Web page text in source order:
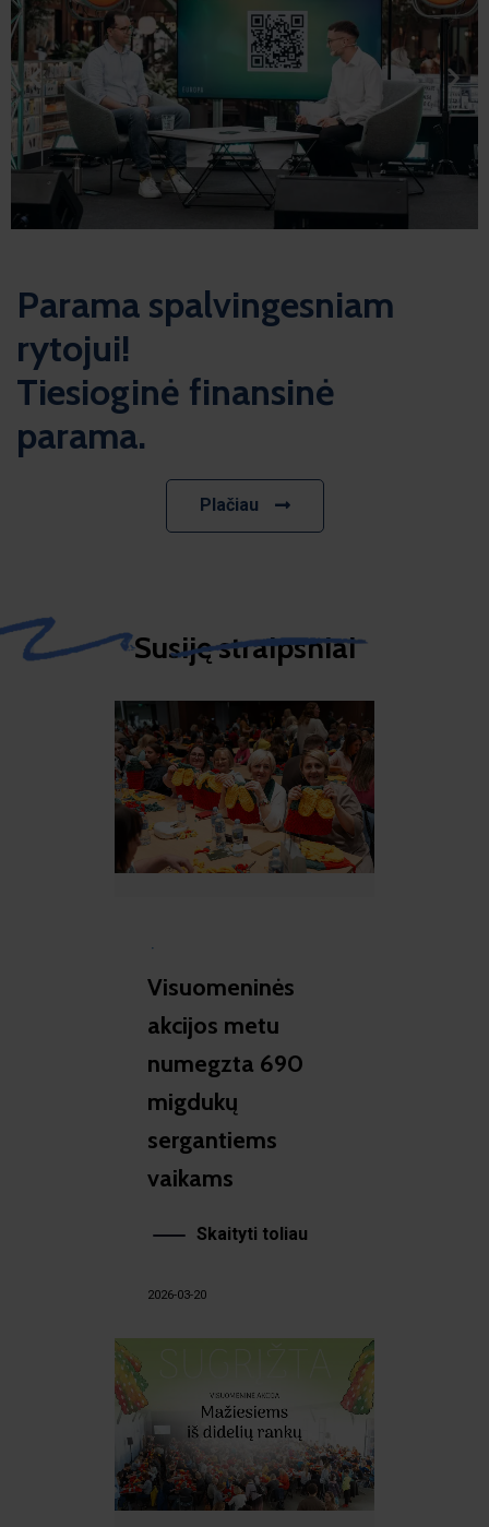
Parama spalvingesniam
rytojui!
Tiesioginė finansinė
parama.
Plačiau
Susiję straipsniai​
·
Visuomeninės
akcijos metu
numegzta 690
migdukų
sergantiems
vaikams
Skaityti toliau
2026-03-20